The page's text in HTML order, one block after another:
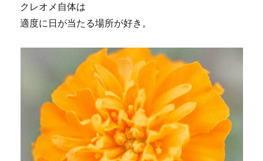
クレオメ自体は
適度に日が当たる場所が好き。